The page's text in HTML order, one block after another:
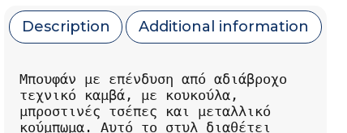
Description Additional information
Μπουφάν με επένδυση από αδιάβροχο
τεχνικό καμβά, με κουκούλα,
μπροστινές τσέπες και μεταλλικό
κούμπωμα. Αυτό το στυλ διαθέτει